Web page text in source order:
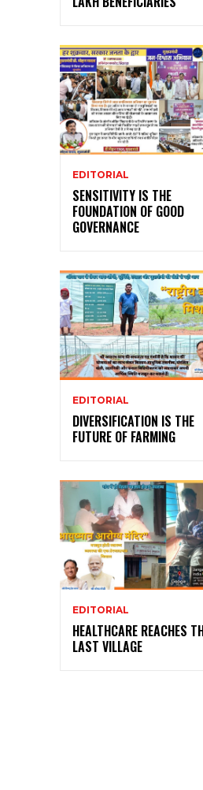
EDITORIAL
SENSITIVITY IS THE
FOUNDATION OF GOOD
GOVERNANCE
EDITORIAL
DIVERSIFICATION IS THE
FUTURE OF FARMING
EDITORIAL
HEALTHCARE REACHES
LAST VILLAGE